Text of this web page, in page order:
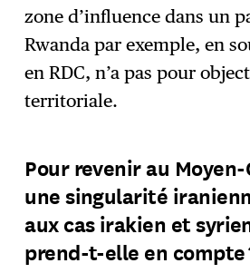
zone d’influence dans un
Rwanda par exemple, en
en RDC, n’a pas pour
territoriale.
Pour revenir au
une singularité
aux cas irakien et
prend-t-elle en compte